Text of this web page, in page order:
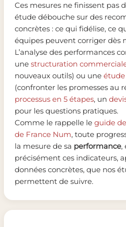
Ces mesures ne finissent pas
étude débouche sur des
concrètes : ce qui fidélise, ce
équipes peuvent corriger dès
L’analyse des performances
une structuration
nouveaux outils) ou une
(confronter les promesses au
processus en 5 étapes, un
pour les questions pratiques.
Comme le rappelle le guide
de France Num, toute
la mesure de sa performance,
précisément ces indicateurs,
données concrètes, que nos
permettent de suivre.